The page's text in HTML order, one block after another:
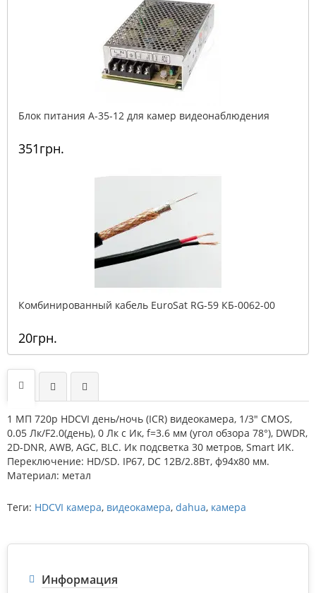
Блок питания A-35-12 для камер видеонаблюдения
351грн.
Комбинированный кабель EuroSat RG-59 КБ-0062-00
20грн.
1 МП 720p HDCVI день/ночь (ICR) видеокамера, 1/3" CMOS,
0.05 Лк/F2.0(день), 0 Лк c Ик, f=3.6 мм (угол обзора 78°), DWDR,
2D-DNR, AWB, AGC, BLC. Ик подсветка 30 метров, Smart ИК.
Переключение: HD/SD. IP67, DC 12В/2.8Вт, ф94х80 мм.
Материал: метал
Теги: HDCVI камера, видеокамера, dahua, камера
Информация